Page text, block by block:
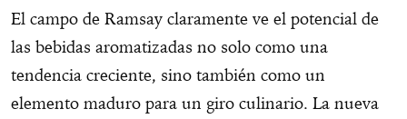
El campo de Ramsay claramente ve el potencial de
las bebidas aromatizadas no solo como una
tendencia creciente, sino también como un
elemento maduro para un giro culinario. La nueva